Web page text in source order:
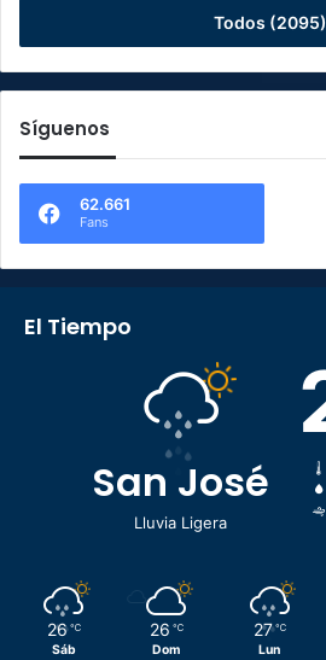
Todos (2095)
Síguenos
62.661
Fans
El Tiempo
San José
Lluvia Ligera
26 ℃
Sáb
26 ℃
Dom
27 ℃
Lun